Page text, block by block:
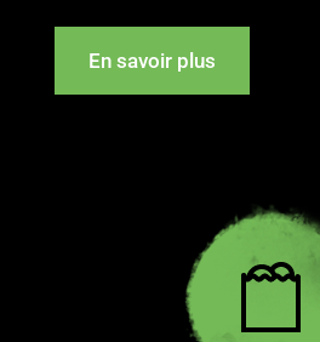
En savoir plus